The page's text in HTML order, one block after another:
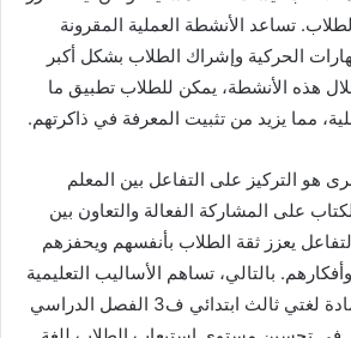
تساعد الأنشطة العملية المقرونة
الحركية وإشراك الطلاب بشكل أكبر
هذه الأنشطة، يمكن للطلاب تطبيق ما
مما يزيد من تثبيت المعرفة في ذاكرتهم.
هو التركيز على التفاعل بين المعلم
على المشاركة الفعالة والتعاون بين
يعزز ثقة الطلاب بأنفسهم ويحفزهم
بالتالي، تساهم الأساليب التعليمية
المستخدمة في كتاب مادة لغتي ثالث ابتدائي ف3 الفصل الدراسي